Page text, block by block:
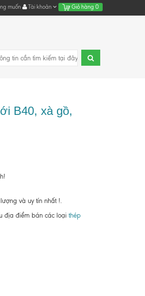
muốn Tài khoản Giỏ hàng 0
B40, xà gồ,
và uy tín nhất !.
địa điểm bán các loại thép